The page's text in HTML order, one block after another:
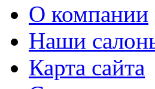
О компании
Наши
Карта сайта